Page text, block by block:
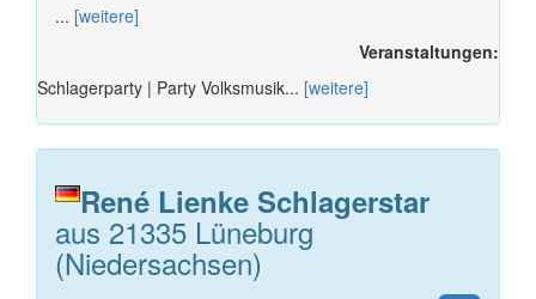
... [weitere]
Veranstaltungen:
Schlagerparty | Party Volksmusik... [weitere]
René Lienke Schlagerstar
aus 21335 Lüneburg
(Niedersachsen)